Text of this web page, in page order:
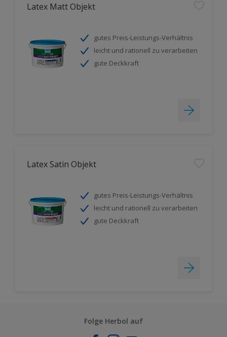
Latex Matt Objekt
gutes Preis-Leistungs-Verhältnis
leicht und rationell zu verarbeiten
gute Deckkraft
Latex Satin Objekt
gutes Preis-Leistungs-Verhältnis
leicht und rationell zu verarbeiten
gute Deckkraft
Folge Herbol auf